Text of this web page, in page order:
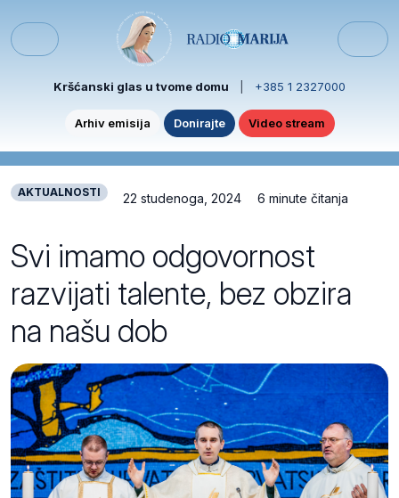
Menu
Kršćanski glas u tvome domu +385 1 2327000
Arhiv emisija Donirajte Video stream
AKTUALNOSTI 22 studenoga, 2024 6 minute čitanja
Svi imamo odgovornost
razvijati talente, bez obzira
na našu dob